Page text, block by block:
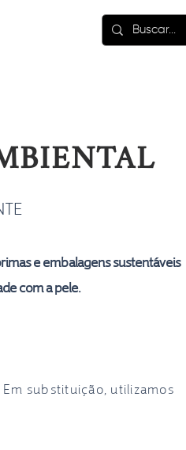
e embalagens sustentáveis
com a pele.
substituição, utilizamos